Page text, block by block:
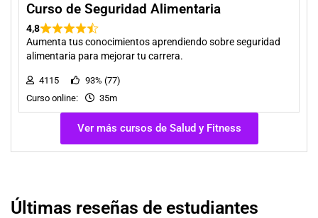
Curso de Seguridad Alimentaria
4,8
Aumenta tus conocimientos aprendiendo sobre seguridad
alimentaria para mejorar tu carrera.
4115
93% (77)
Curso online:
35m
Ver más cursos de Salud y Fitness
Últimas reseñas de estudiantes